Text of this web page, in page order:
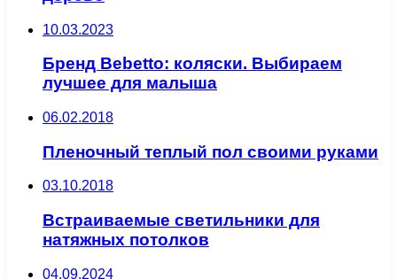
10.03.2023
Бренд Bebetto: коляски. Выбираем
лучшее для малыша
06.02.2018
Пленочный теплый пол своими руками
03.10.2018
Встраиваемые светильники для
натяжных потолков
04.09.2024